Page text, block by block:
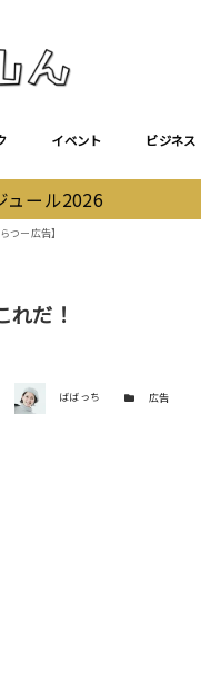
イベント ビジネス
ュール2026
つー広告】
だ！
著者 ばばっち カテゴリー
広告